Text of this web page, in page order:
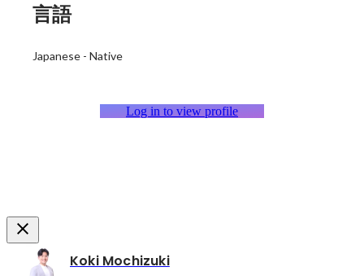
言語
Japanese - Native
Log in to view profile
Koki Mochizuki